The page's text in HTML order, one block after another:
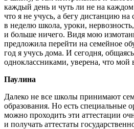
каждый день и чуть ли не на
что я не учусь, а бегу дистанцию на
в неделю школа, уроки,
и больше ничего. Видя мою
предложила перейти на семейное
год я учусь дома. И сегодня,
одноклассниками, уверена, что
Паулина
Далеко не все школы принимают
образования. Но есть специальные
можно проходить эти аттестации
и получать аттестаты